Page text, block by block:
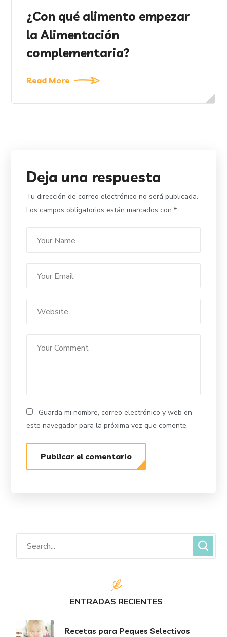
¿Con qué alimento empezar
la Alimentación
complementaria?
Read More
Deja una respuesta
Tu dirección de correo electrónico no será publicada.
Los campos obligatorios están marcados con*
Guarda mi nombre, correo electrónico y web en
este navegador para la próxima vez que comente.
ENTRADAS RECIENTES
Recetas para Peques Selectivos